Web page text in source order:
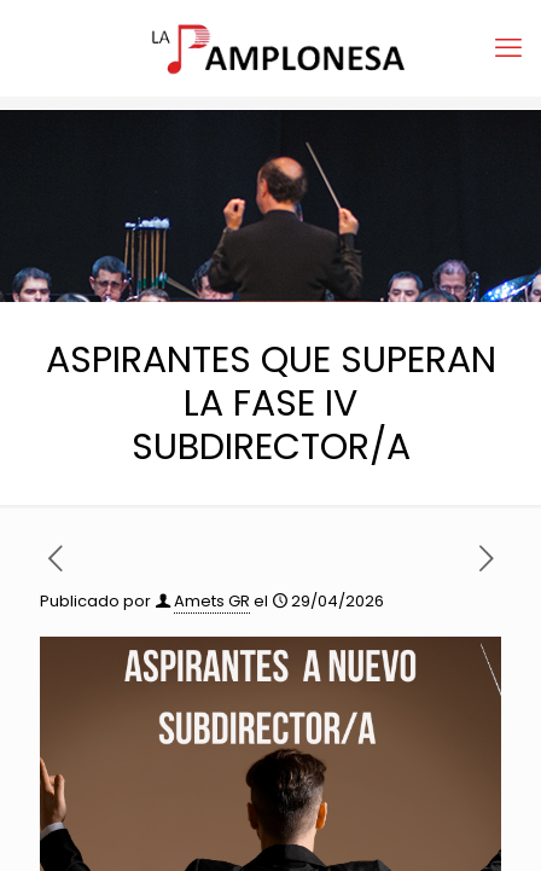
ASPIRANTES QUE SUPERAN
LA FASE IV
SUBDIRECTOR/A
Publicado por Amets GR el 29/04/2026